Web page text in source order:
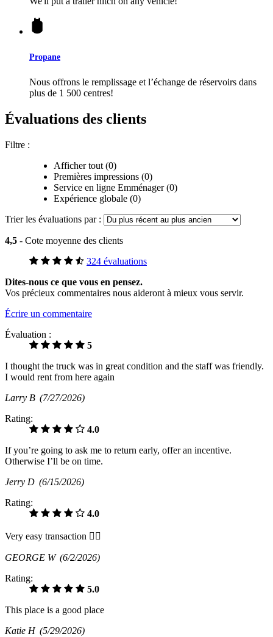
Propane
Nous offrons le remplissage et l’échange de réservoirs dans
plus de 1 500 centres!
Évaluations des clients
Filtre :
Afficher tout (0)
Premières impressions (0)
Service en ligne Emménager (0)
Expérience globale (0)
Trier les évaluations par :
4,5 - Cote moyenne des clients
324 évaluations
Dites-nous ce que vous en pensez.
Vos précieux commentaires nous aideront à mieux vous servir.
Écrire un commentaire
Évaluation :
5
I thought the truck was in great condition and the staff was friendly.
I would rent from here again
Larry B (7/27/2026)
Rating:
4.0
If you’re going to ask me to return early, offer an incentive.
Otherwise I’ll be on time.
Jerry D (6/15/2026)
Rating:
4.0
Very easy transaction 👍🏾
GEORGE W (6/2/2026)
Rating:
5.0
This place is a good place
Katie H (5/29/2026)